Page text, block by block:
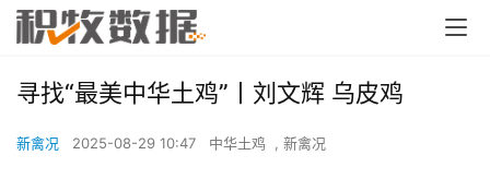
寻找“最美中华土鸡”丨刘文辉 乌皮鸡
新禽况 2025-08-29 10:47 中华土鸡 , 新禽况